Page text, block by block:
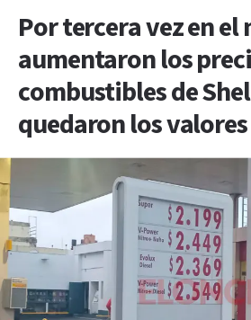
Por tercera vez en el
aumentaron los
combustibles de
quedaron los